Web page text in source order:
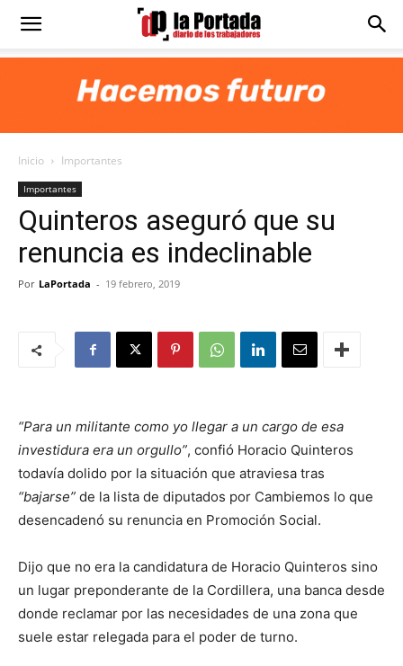
Diario
Portada
Inicio Importantes
Importantes
Quinteros aseguró que su
renuncia es indeclinable
Por LaPortada - 19 febrero, 2019
“Para un militante como yo llegar a un cargo de esa
investidura era un orgullo”, confió Horacio Quinteros
todavía dolido por la situación que atraviesa tras
“bajarse” de la lista de diputados por Cambiemos lo que
desencadenó su renuncia en Promoción Social.
Dijo que no era la candidatura de Horacio Quinteros sino
un lugar preponderante de la Cordillera, una banca desde
donde reclamar por las necesidades de una zona que
suele estar relegada para el poder de turno.